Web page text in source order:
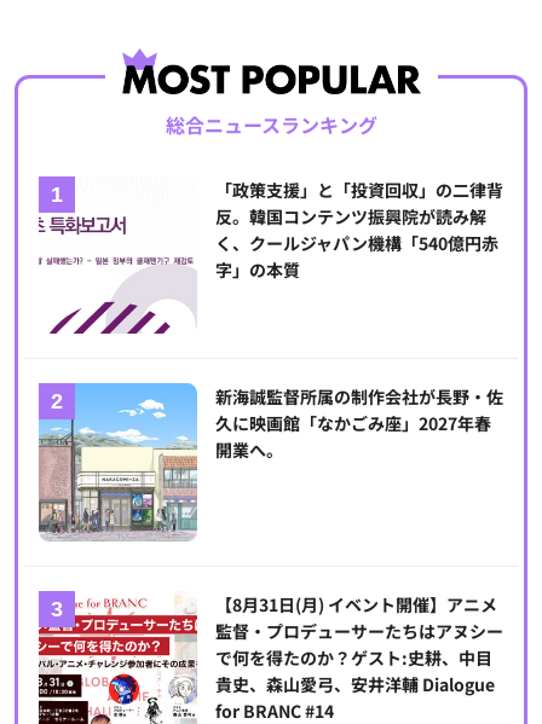
総合ニュースランキング
「政策支援」と「投資回収」の二律背
反。韓国コンテンツ振興院が読み解
く、クールジャパン機構「540億円赤
字」の本質
新海誠監督所属の制作会社が長野・佐
久に映画館「なかごみ座」2027年春
開業へ。
【8月31日(月) イベント開催】アニメ
監督・プロデューサーたちはアヌシー
で何を得たのか？ゲスト:史耕、中目
貴史、森山愛弓、安井洋輔 Dialogue
for BRANC #14